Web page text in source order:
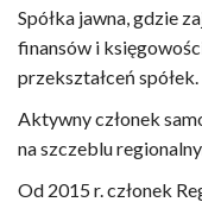
Spółka jawna, gdzie
finansów i
przekształceń spółek.
Aktywny członek
na szczeblu
Od 2015 r. członek